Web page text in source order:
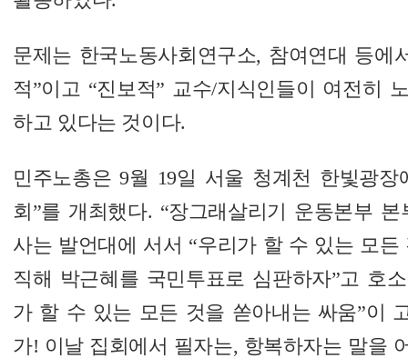
문제는 한국노동사회연구소, 참여연대 등에
적”이고 “진보적” 교수/지식인들이 여전히
하고 있다는 것이다.
민주노총은 9월 19일 서울 청계천 한빛광장
회”를 개최했다. “장그래살리기 운동본부
사는 발언대에 서서 “우리가 할 수 있는 모
직해 박근혜를 국민투표로 심판하자”고 호
가 할 수 있는 모든 것을 쏟아내는 싸움”이
가! 이날 집회에서 필자는, 항복하자는 말을